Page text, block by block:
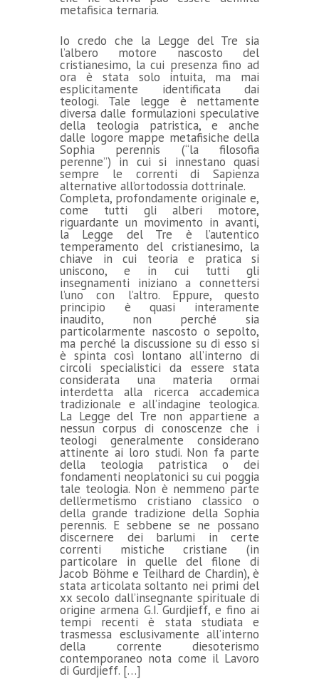
metafisica ternaria.
Io credo che la Legge del Tre sia
l’albero motore nascosto del
cristianesimo, la cui presenza fino ad
ora è stata solo intuita, ma mai
esplicitamente identificata dai
teologi. Tale legge è nettamente
diversa dalle formulazioni speculative
della teologia patristica, e anche
dalle logore mappe metafisiche della
Sophia perennis (“la filosofia
perenne”) in cui si innestano quasi
sempre le correnti di Sapienza
alternative all’ortodossia dottrinale.
Completa, profondamente originale e,
come tutti gli alberi motore,
riguardante un movimento in avanti,
la Legge del Tre è l’autentico
temperamento del cristianesimo, la
chiave in cui teoria e pratica si
uniscono, e in cui tutti gli
insegnamenti iniziano a connettersi
l’uno con l’altro. Eppure, questo
principio è quasi interamente
inaudito, non perché sia
particolarmente nascosto o sepolto,
ma perché la discussione su di esso si
è spinta così lontano all’interno di
circoli specialistici da essere stata
considerata una materia ormai
interdetta alla ricerca accademica
tradizionale e all’indagine teologica.
La Legge del Tre non appartiene a
nessun corpus di conoscenze che i
teologi generalmente considerano
attinente ai loro studi. Non fa parte
della teologia patristica o dei
fondamenti neoplatonici su cui poggia
tale teologia. Non è nemmeno parte
dell’ermetismo cristiano classico o
della grande tradizione della Sophia
perennis. E sebbene se ne possano
discernere dei barlumi in certe
correnti mistiche cristiane (in
particolare in quelle del filone di
Jacob Böhme e Teilhard de Chardin), è
stata articolata soltanto nei primi del
xx secolo dall’insegnante spirituale di
origine armena G.I. Gurdjieff, e fino ai
tempi recenti è stata studiata e
trasmessa esclusivamente all’interno
della corrente diesoterismo
contemporaneo nota come il Lavoro
di Gurdjieff. […]